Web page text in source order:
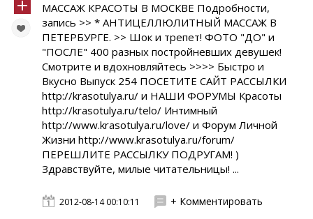
МАССАЖ КРАСОТЫ В МОСКВЕ Подробности,
запись >> * АНТИЦЕЛЛЮЛИТНЫЙ МАССАЖ В
ПЕТЕРБУРГЕ. >> Шок и трепет! ФОТО "ДО" и
"ПОСЛЕ" 400 разных постройневших девушек!
Смотрите и вдохновляйтесь >>>> Быстро и
Вкусно Выпуск 254 ПОСЕТИТЕ САЙТ РАССЫЛКИ
http://krasotulya.ru/ и НАШИ ФОРУМЫ Красоты
http://krasotulya.ru/telo/ Интимный
http://www.krasotulya.ru/love/ и Форум Личной
Жизни http://www.krasotulya.ru/forum/
ПЕРЕШЛИТЕ РАССЫЛКУ ПОДРУГАМ! )
Здравствуйте, милые читательницы! ...
2012-08-14 00:10:11 + Комментировать